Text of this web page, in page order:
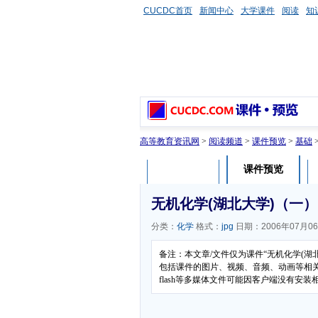
CUCDC首页 新闻中心 大学课件 阅读 知
高等教育资讯网 > 阅读频道 > 课件预览 > 基础
课件预览
无机化学(湖北大学)（一
分类： 化学 格式： jpg 日期：2006年07月06
备注：本文章/文件仅为课件“无机化学(湖
包括课件的图片、视频、音频、动画等相
flash等多媒体文件可能因客户端没有安装